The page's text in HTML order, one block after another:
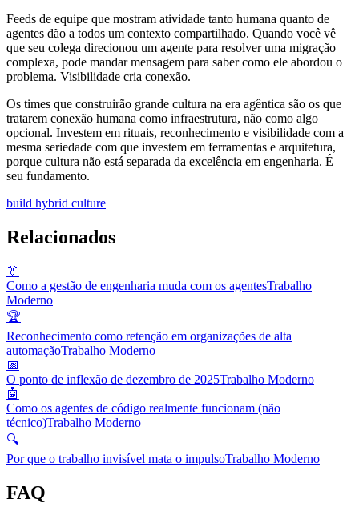
Feeds de equipe que mostram atividade tanto humana quanto de
agentes dão a todos um contexto compartilhado. Quando você vê
que seu colega direcionou um agente para resolver uma migração
complexa, pode mandar mensagem para saber como ele abordou o
problema. Visibilidade cria conexão.
Os times que construirão grande cultura na era agêntica são os que
tratarem conexão humana como infraestrutura, não como algo
opcional. Investem em rituais, reconhecimento e visibilidade com a
mesma seriedade com que investem em ferramentas e arquitetura,
porque cultura não está separada da excelência em engenharia. É
seu fundamento.
build hybrid culture
Relacionados
👔
Como a gestão de engenharia muda com os agentesTrabalho
Moderno
🏆
Reconhecimento como retenção em organizações de alta
automaçãoTrabalho Moderno
📅
O ponto de inflexão de dezembro de 2025Trabalho Moderno
🤖
Como os agentes de código realmente funcionam (não
técnico)Trabalho Moderno
🔍
Por que o trabalho invisível mata o impulsoTrabalho Moderno
FAQ